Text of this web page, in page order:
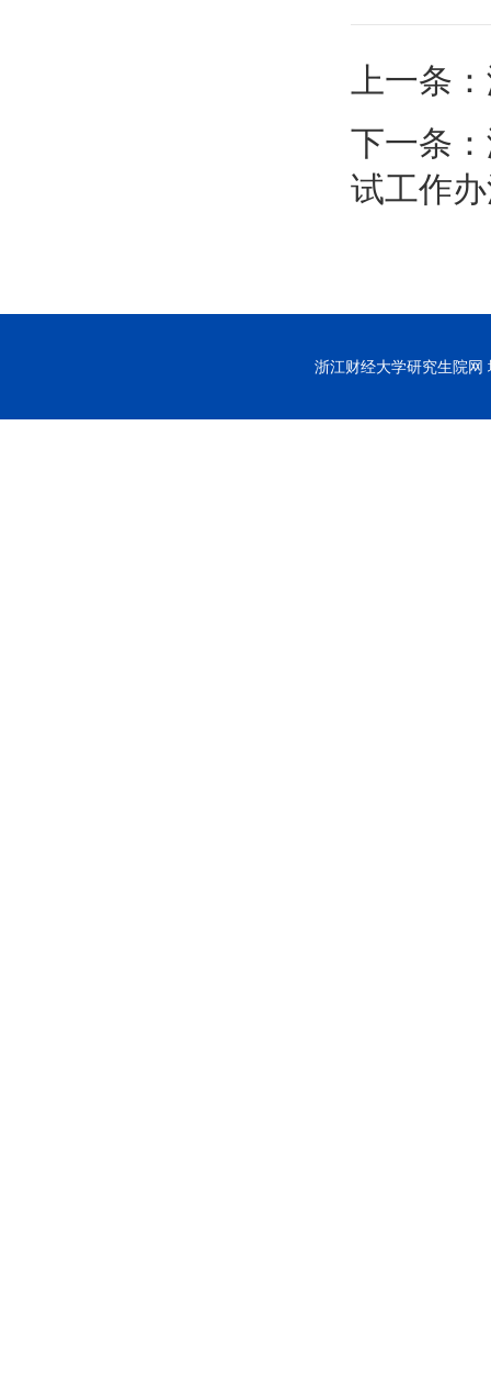
上一条：
下一条：
试工作
浙江财经大学研究生院网